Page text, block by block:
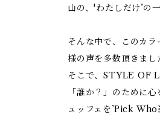
山の、'わたしだけ’の
そんな中で、このカ
様の声を多数頂きまし
そこで、STYLE OF
「誰か？」のために
ュッフェを’Pick